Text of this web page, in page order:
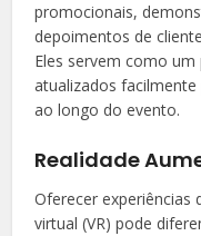
promocionais,
depoimentos de
Eles servem como
atualizados
ao longo do evento.
Realidade
Oferecer experiências
virtual (VR) pode